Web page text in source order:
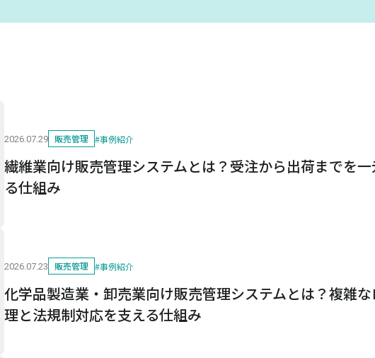
2026.07.29 販売管理 #事例紹介
繊維業向け販売管理システムとは？受注から出荷までを
る仕組み
2026.07.23 販売管理 #事例紹介
化学品製造業・卸売業向け販売管理システムとは？複雑
理と法規制対応を支える仕組み